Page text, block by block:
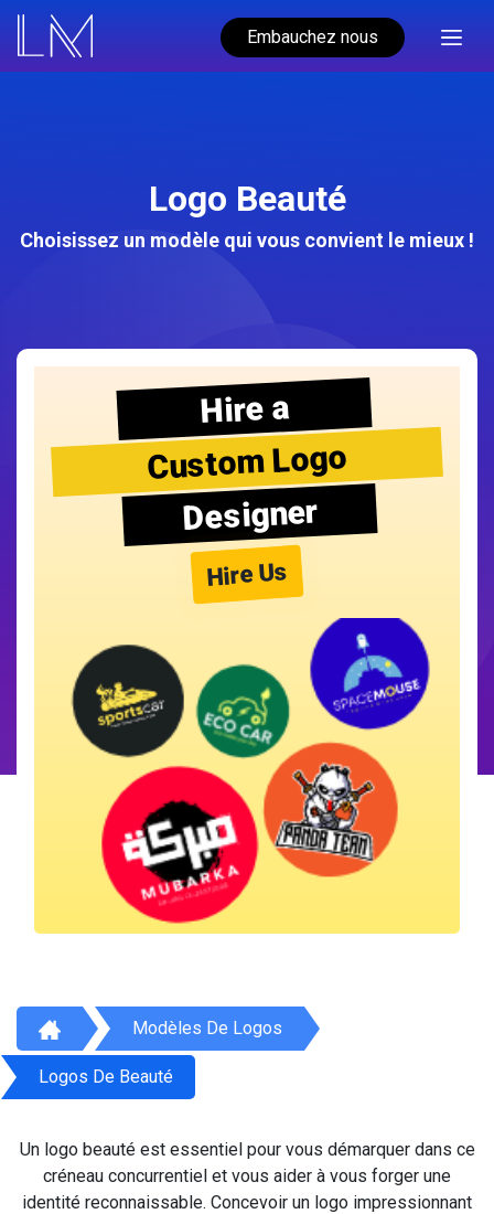
Embauchez nous
Logo Beauté
Choisissez un modèle qui vous convient le mieux !
Hire a
Custom Logo
Designer
Hire Us
Modèles De Logos
Logos De Beauté
Un logo beauté est essentiel pour vous démarquer dans ce
créneau concurrentiel et vous aider à vous forger une
identité reconnaissable. Concevoir un logo impressionnant